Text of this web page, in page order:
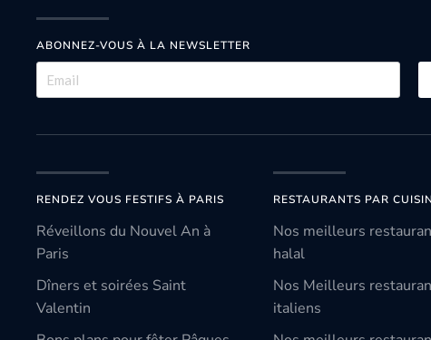
ABONNEZ-VOUS À LA NEWSLETTER
RENDEZ VOUS FESTIFS À PARIS
Réveillons du Nouvel An à
Paris
Dîners et soirées Saint
Valentin
RESTAURANTS PAR
Nos meilleurs
halal
Nos Meilleurs
italiens